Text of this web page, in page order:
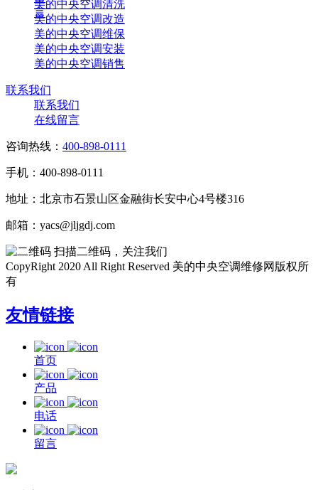
言
美的中央空调清洗
美的中央空调改造
美的中央空调维保
美的中央空调安装
美的中央空调销售
联系我们
联系我们
在线留言
咨询热线： 400-898-0111
手机：400-898-0111
地址：北京市石景山区金融街长安中心4号楼316
邮箱：yacs@jljgdj.com
扫描二维码，关注我们
CopyRight 2020 All Right Reserved 美的中央空调维修网版权所
有
友情链接
首页
产品
电话
留言